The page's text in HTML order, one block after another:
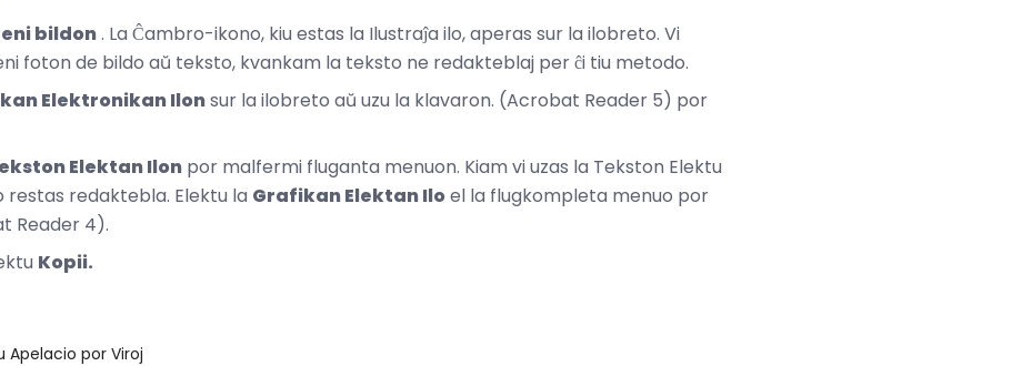
bildon. La Ĉambro-ikono, kiu estas la Ilustraĵa ilo, aperas sur la ilobreto. Vi
foton de bildo aŭ teksto, kvankam la teksto ne redakteblaj per ĉi tiu metodo.
Elektronikan Ilonsur la ilobreto aŭ uzu la klavaron. (Acrobat Reader 5) por
Elektan Ilon por malfermi fluganta menuon. Kiam vi uzas la Tekston Elektu
restas redaktebla. Elektu la Grafikan Elektan Iloel la flugkompleta menuo por
Reader 4).
Kopii.
Apelacio por Viroj